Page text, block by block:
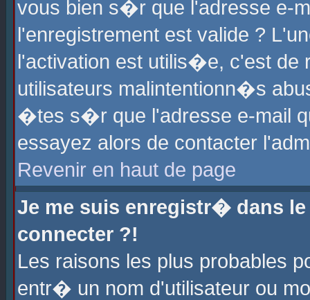
vous bien s�r que l'adresse e-
l'enregistrement est valide ?
l'activation est utilis�e, c'est
utilisateurs malintentionn�s
�tes s�r que l'adresse e-mail
essayez alors de contacter
Revenir en haut de page
Je me suis enregistr� dans
connecter ?!
Les raisons les plus probables
entr� un nom d'utilisateur ou